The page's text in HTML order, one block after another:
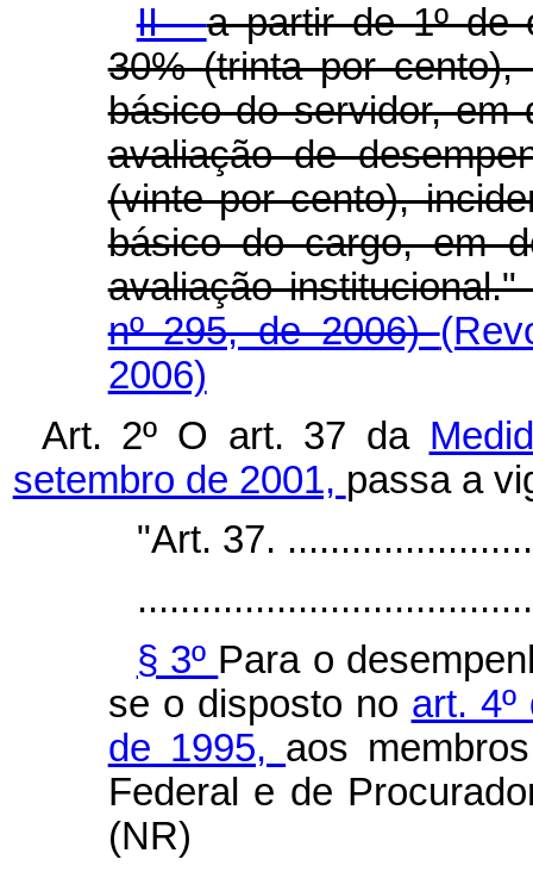
II -a partir de 1º de
30% (trinta por cento),
básico do servidor, em
avaliação de
(vinte por cento),
básico do cargo, em
avaliação
nº 295, de 2006)
2006)
Art. 2º O art. 37 da
setembro de 2001, passa a
"Art. 37.
§ 3º Para o
se o disposto no art.
de 1995, aos
Federal e de
(NR)